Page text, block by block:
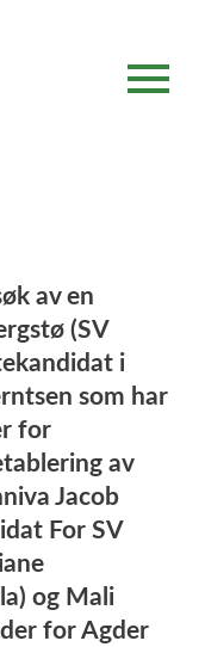
av en
(SV
i
som har
for
av
Jacob
For SV
og Mali
for Agder